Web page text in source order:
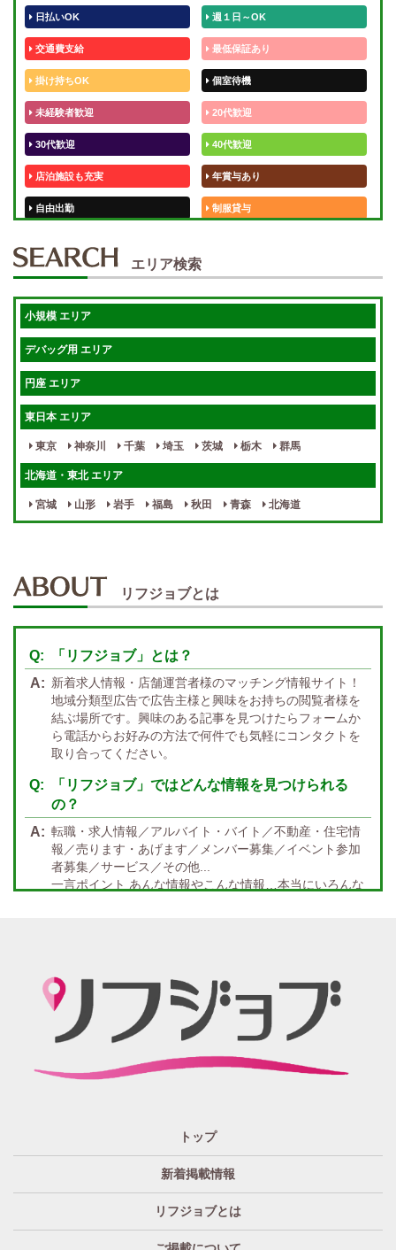
日払いOK 週１日～OK
交通費支給 最低保証あり
掛け持ちOK 個室待機
未経験者歓迎 20代歓迎
30代歓迎 40代歓迎
店泊施設も充実 年賞与あり
自由出勤 制服貸与
短期OK 入店祝金あり
週1～OK 健全店で安心！
宿泊相談可 保証制度完備
指名料100％バック！ 寮完備
女性スタッフがいる！ 終電後店泊OK
週１～OK 自宅待機OK
かけもちOK 給与保証あり
週1日～OK
指名バック率高め 週1・月1～OK
託児所紹介あり 初心者歓迎
資格者優遇
宿泊・送迎あり 50代以上歓迎
経験者優遇
経験者歓迎 未経験者あり
未経験者金着 60代歓迎
エリア検索
小規模 エリア
デバッグ用 エリア
円座 エリア
東日本 エリア
東京 神奈川 千葉 埼玉 茨城 栃木 群馬
北海道・東北 エリア
宮城 山形 岩手 福島 秋田 青森 北海道
静岡
関西 エリア
九州・沖縄 エリア
大分 福岡 佐賀 長崎 宮崎 熊本 鹿児島 沖縄
中四国 エリア
岡山 鳥取 広島 島根
リフジョブとは
「リフジョブ」とは？
新着求人情報・店舗運営者様のマッチング情報サイト！
地域分類型広告で広告主様と興味をお持ちの閲覧者様を
結ぶ場所です。興味のある記事を見つけたらフォームか
ら電話からお好みの方法で何件でも気軽にコンタクトを
取り合ってください。
「リフジョブ」ではどんな情報を見つけられる
の？
転職・求人情報／アルバイト・バイト／不動産・住宅情
報／売ります・あげます／メンバー募集／イベント参加
者募集／サービス／その他...
一言ポイント あんな情報やこんな情報…本当にいろんな
紙面媒体スポーツ紙のあの広告求人情報から意味深長な
広告!?まで興味のある方もただ眺めてるだけ、という通り
すがりの方へも！もっとkhaosな情報たちを掲載する場所
が欲しい！というお客様の要望を実現、もっと広く発信
に、リフジョブは地域情報発信サービスを2016年10月よ
り開始いたしました。
「リフジョブ」は無料広告？
いいえ、リフジョブは収益広告として運営されておりま
トップ
新着掲載情報
リフジョブとは